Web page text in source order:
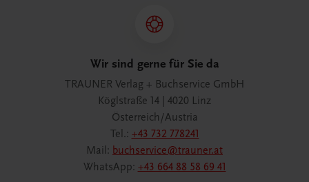
Wir sind gerne für Sie da
TRAUNER Verlag + Buchservice GmbH
Köglstraße 14 | 4020 Linz
Österreich/Austria
Tel.: +43 732 778241
Mail: buchservice@trauner.at
WhatsApp: +43 664 88 58 69 41